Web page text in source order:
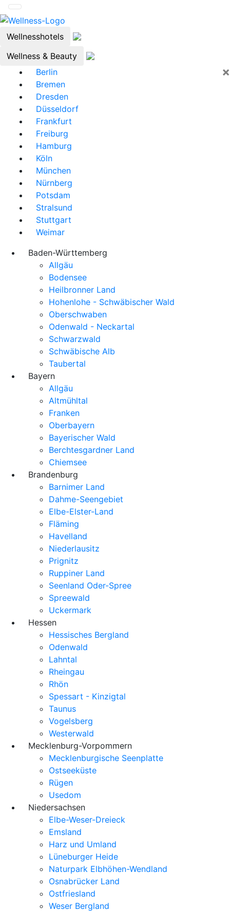
Wellnesshotels
Wellness & Beauty
×
Berlin
Bremen
Dresden
Düsseldorf
Frankfurt
Freiburg
Hamburg
Köln
München
Nürnberg
Potsdam
Stralsund
Stuttgart
Weimar
Baden-Württemberg
Allgäu
Bodensee
Heilbronner Land
Hohenlohe - Schwäbischer Wald
Oberschwaben
Odenwald - Neckartal
Schwarzwald
Schwäbische Alb
Taubertal
Bayern
Allgäu
Altmühltal
Franken
Oberbayern
Bayerischer Wald
Berchtesgardner Land
Chiemsee
Brandenburg
Barnimer Land
Dahme-Seengebiet
Elbe-Elster-Land
Fläming
Havelland
Niederlausitz
Prignitz
Ruppiner Land
Seenland Oder-Spree
Spreewald
Uckermark
Hessen
Hessisches Bergland
Odenwald
Lahntal
Rheingau
Rhön
Spessart - Kinzigtal
Taunus
Vogelsberg
Westerwald
Mecklenburg-Vorpommern
Mecklenburgische Seenplatte
Ostseeküste
Rügen
Usedom
Niedersachsen
Elbe-Weser-Dreieck
Emsland
Harz und Umland
Lüneburger Heide
Naturpark Elbhöhen-Wendland
Osnabrücker Land
Ostfriesland
Weser Bergland